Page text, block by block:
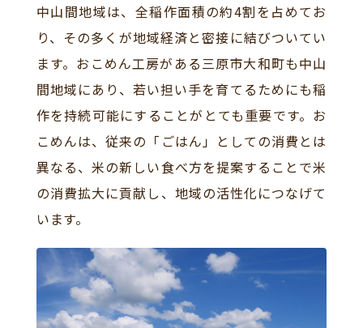
中山間地域は、全稲作面積の約4割を占めてお
り、その多くが地域経済と密接に結びついてい
ます。おこめん工房がある三原市大和町も中山
間地域にあり、若い担い手を育てるためにも稲
作を持続可能にすることがとても重要です。お
こめんは、従来の「ごはん」としての消費とは
異なる、米の新しい食べ方を提案することで米
の消費拡大に貢献し、地域の活性化につなげて
います。